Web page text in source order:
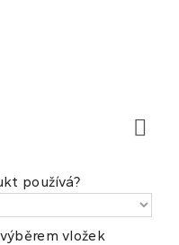
používá?
vložek